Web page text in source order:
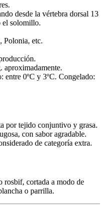
desde la vértebra dorsal 13
el solomillo.
Polonia, etc.
0ºC y 3ºC. Congelado:
por tejido conjuntivo y grasa.
con sabor agradable.
de categoría extra.
rosbif, cortada a modo de
o parrilla.